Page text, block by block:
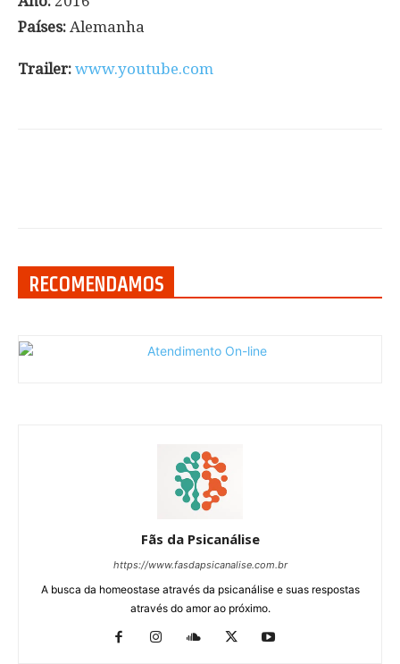
Países: Alemanha
Trailer: www.youtube.com
RECOMENDAMOS
Fãs da Psicanálise
https://www.fasdapsicanalise.com.br
A busca da homeostase através da psicanálise e suas respostas
através do amor ao próximo.